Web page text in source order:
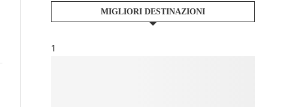
MIGLIORI DESTINAZIONI
1